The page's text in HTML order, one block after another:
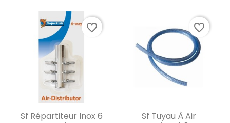
Aperçu rapide
Sf Répartiteur Inox 6
favorite_border
Aperçu rapide
Sf Tuyau À Air
favorite_border